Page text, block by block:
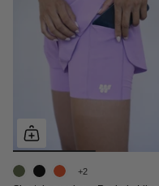
+2